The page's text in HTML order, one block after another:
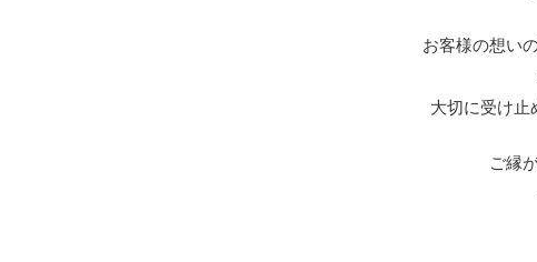
お客様の想い
大切に受け止
ご縁